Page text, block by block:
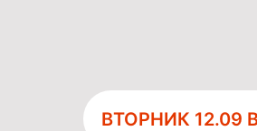
ВТОРНИК 12.09